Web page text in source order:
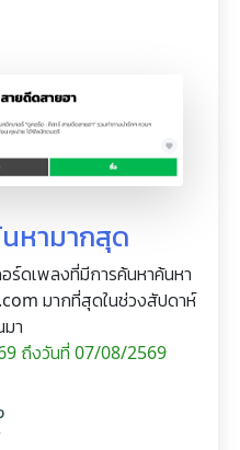
หามากสุด
ร์ดเพลงที่มีการค้นหาค้นหา
มากที่สุดในช่วงสัปดาห์
า
ถึงวันที่ 07/08/2569